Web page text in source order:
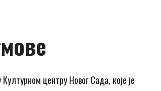
центру Новог Сада, које је